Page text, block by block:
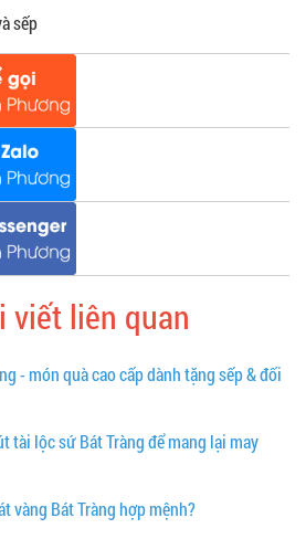
sếp
viết liên quan
- món quà cao cấp dành tặng sếp & đối
tài lộc sứ Bát Tràng để mang lại may
vàng Bát Tràng hợp mệnh?